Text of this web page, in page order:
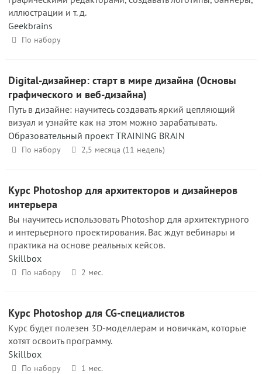
иллюстрации и т. д.
Geekbrains
По набору
Digital-дизайнер: старт в мире дизайна (Основы
графического и веб-дизайна)
Путь в дизайне: научитесь создавать яркий цепляющий
визуал и узнайте как на этом можно зарабатывать.
Образовательный проект TRAINING BRAIN
По набору 2,5 месяца (11 недель)
Курс Photoshop для архитекторов и дизайнеров
интерьера
Вы научитесь использовать Photoshop для архитектурного
и интерьерного проектирования. Вас ждут вебинары и
практика на основе реальных кейсов.
Skillbox
По набору 2 мес.
Курс Photoshop для CG-специалистов
Курс будет полезен 3D-моделлерам и новичкам, которые
хотят освоить программу.
Skillbox
По набору 1 мес.